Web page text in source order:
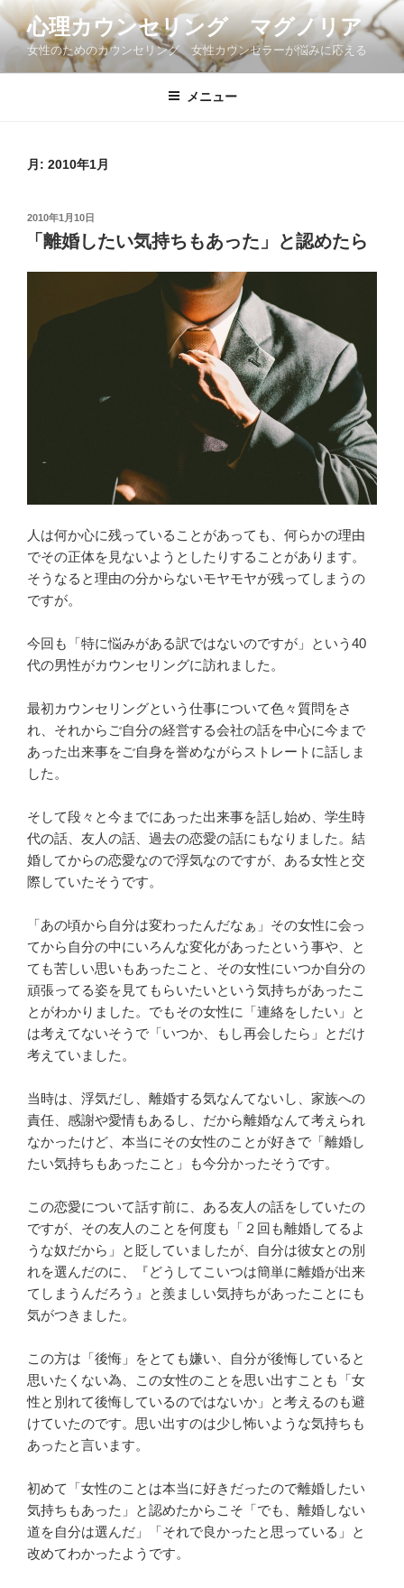
コ
ン
ン
心理カウンセリング マグノリア
女性のためのカウンセリング 女性カウンセラーが悩みに応える
メニュー
月: 2010年1月
投
2010年1月10日
「離婚したい気持ちもあった」と認めたら
人は何か心に残っていることがあっても、何らかの理由
でその正体を見ないようとしたりすることがあります。
そうなると理由の分からないモヤモヤが残ってしまうの
ですが。
今回も「特に悩みがある訳ではないのですが」という40
代の男性がカウンセリングに訪れました。
最初カウンセリングという仕事について色々質問をさ
れ、それからご自分の経営する会社の話を中心に今まで
あった出来事をご自身を誉めながらストレートに話しま
した。
そして段々と今までにあった出来事を話し始め、学生時
代の話、友人の話、過去の恋愛の話にもなりました。結
婚してからの恋愛なので浮気なのですが、ある女性と交
際していたそうです。
「あの頃から自分は変わったんだなぁ」その女性に会っ
てから自分の中にいろんな変化があったという事や、と
ても苦しい思いもあったこと、その女性にいつか自分の
頑張ってる姿を見てもらいたいという気持ちがあったこ
とがわかりました。でもその女性に「連絡をしたい」と
は考えてないそうで「いつか、もし再会したら」とだけ
考えていました。
当時は、浮気だし、離婚する気なんてないし、家族への
責任、感謝や愛情もあるし、だから離婚なんて考えられ
なかったけど、本当にその女性のことが好きで「離婚し
たい気持ちもあったこと」も今分かったそうです。
この恋愛について話す前に、ある友人の話をしていたの
ですが、その友人のことを何度も「２回も離婚してるよ
うな奴だから」と貶していましたが、自分は彼女との別
れを選んだのに、『どうしてこいつは簡単に離婚が出来
てしまうんだろう』と羨ましい気持ちがあったことにも
気がつきました。
この方は「後悔」をとても嫌い、自分が後悔していると
思いたくない為、この女性のことを思い出すことも「女
性と別れて後悔しているのではないか」と考えるのも避
けていたのです。思い出すのは少し怖いような気持ちも
あったと言います。
初めて「女性のことは本当に好きだったので離婚したい
気持ちもあった」と認めたからこそ「でも、離婚しない
道を自分は選んだ」「それで良かったと思っている」と
改めてわかったようです。